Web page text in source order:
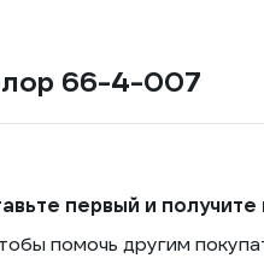
66-4-007
первый и
помочь другим